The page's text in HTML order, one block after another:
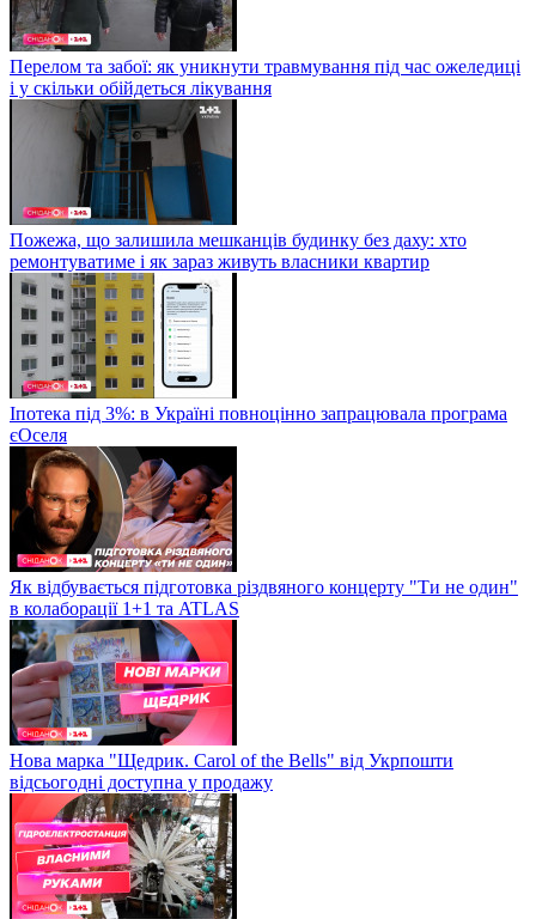
Перелом та забої: як уникнути травмування під час ожеледиці
і у скільки обійдеться лікування
Пожежа, що залишила мешканців будинку без даху: хто
ремонтуватиме і як зараз живуть власники квартир
Іпотека під 3%: в Україні повноцінно запрацювала програма
єОселя
Як відбувається підготовка різдвяного концерту "Ти не один"
в колаборації 1+1 та ATLAS
Нова марка "Щедрик. Carol of the Bells" від Укрпошти
відсьогодні доступна у продажу